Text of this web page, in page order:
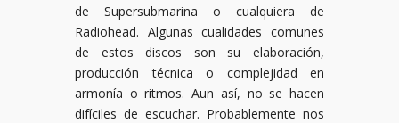
de Supersubmarina o cualquiera de
Radiohead. Algunas cualidades comunes
de estos discos son su elaboración,
producción técnica o complejidad en
armonía o ritmos. Aun así, no se hacen
difíciles de escuchar. Probablemente nos